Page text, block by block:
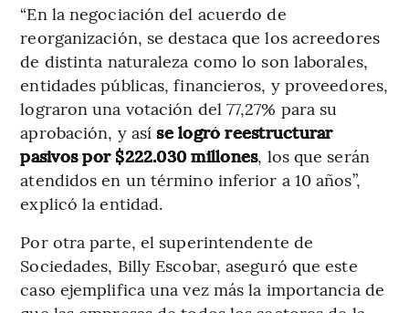
“En la negociación del acuerdo de
reorganización, se destaca que los acreedores
de distinta naturaleza como lo son laborales,
entidades públicas, financieros, y proveedores,
lograron una votación del 77,27% para su
aprobación, y así se logró reestructurar
pasivos por $222.030 millones, los que serán
atendidos en un término inferior a 10 años”,
explicó la entidad.
Por otra parte, el superintendente de
Sociedades, Billy Escobar, aseguró que este
caso ejemplifica una vez más la importancia de